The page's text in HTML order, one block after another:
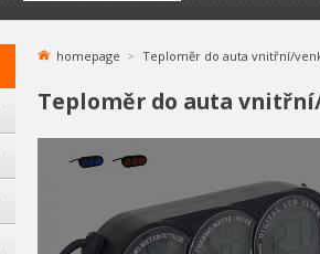
homepage Teploměr do auta vnitřní/
Teploměr do auta